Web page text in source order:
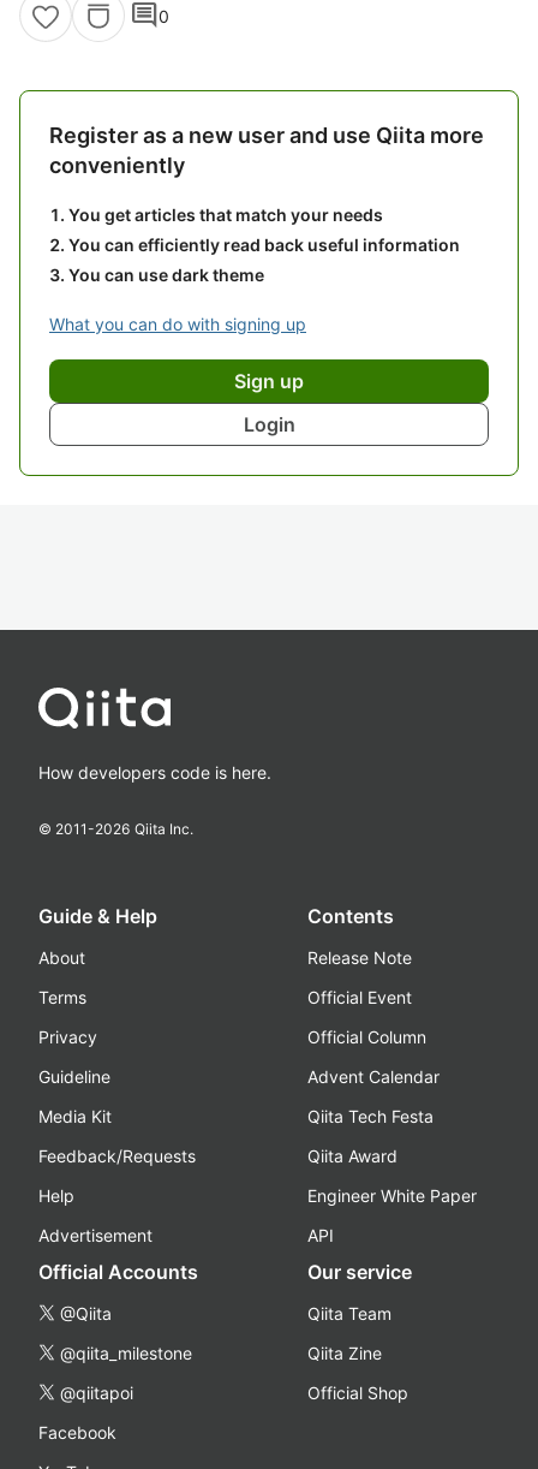
comment0
Register as a new user and use Qiita more
conveniently
You get articles that match your needs
You can efficiently read back useful information
You can use dark theme
What you can do with signing up
Sign up
Login
How developers code is here.
© 2011-2026 Qiita Inc.
Guide & Help
About
Terms
Privacy
Guideline
Media Kit
Feedback/Requests
Help
Advertisement
Contents
Release Note
Official Event
Official Column
Advent Calendar
Qiita Tech Festa
Qiita Award
Engineer White Paper
API
Official Accounts
@Qiita
@qiita_milestone
@qiitapoi
Facebook
Our service
Qiita Team
Qiita Zine
Official Shop